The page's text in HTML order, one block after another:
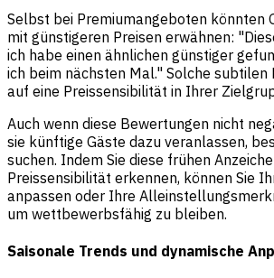
Selbst bei Premiumangeboten könnten
mit günstigeren Preisen erwähnen:
ich habe einen ähnlichen günstiger
ich beim nächsten Mal." Solche subtilen
auf eine Preissensibilität in Ihrer
Auch wenn diese Bewertungen nicht
sie künftige Gäste dazu veranlassen,
suchen. Indem Sie diese frühen
Preissensibilität erkennen, können Sie
anpassen oder Ihre
um wettbewerbsfähig zu bleiben.
Saisonale Trends und dynamische